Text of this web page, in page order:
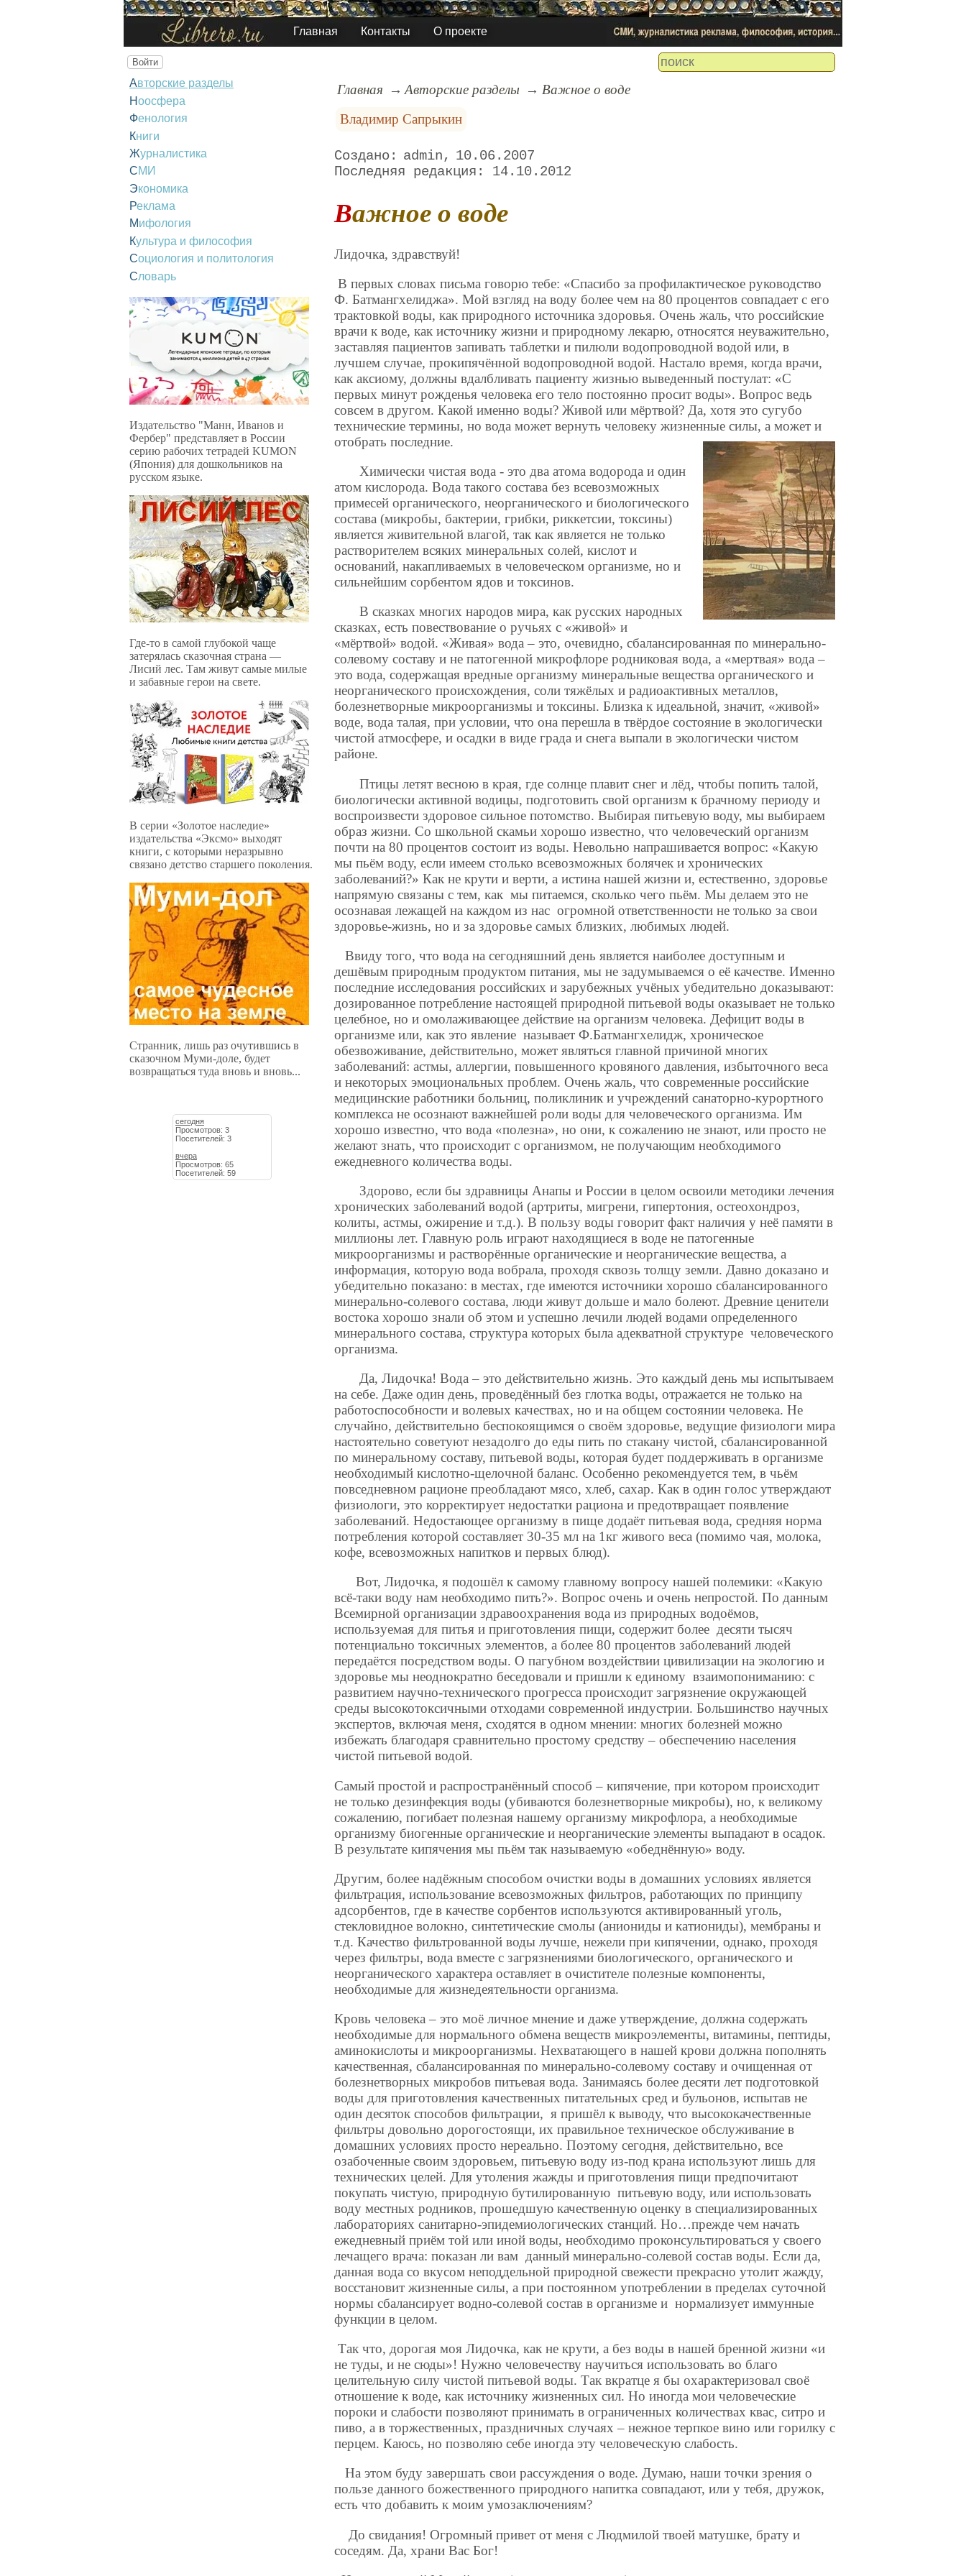
Главная Контакты О проекте
Войти
Авторские разделы
Ноосфера
Фенология
Книги
Журналистика
СМИ
Экономика
Реклама
Мифология
Культура и философия
Социология и политология
Словарь
Издательство "Манн, Иванов и
Фербер" представляет в России
серию рабочих тетрадей KUMON
(Япония) для дошкольников на
русском языке.
Где-то в самой глубокой чаще
затерялась сказочная страна —
Лисий лес. Там живут самые милые
и забавные герои на свете.
В серии «Золотое наследие»
издательства «Эксмо» выходят
книги, с которыми неразрывно
связано детство старшего поколения.
Странник, лишь раз очутившись в
сказочном Муми-доле, будет
возвращаться туда вновь и вновь...
сегодня
Просмотров: 3
Посетителей: 3
вчера
Просмотров: 65
Посетителей: 59
Главная Авторские разделы
Важное о воде
Владимир Сапрыкин
admin
10.06.2007
14.10.2012
Важное о воде
Лидочка, здравствуй!
В первых словах письма говорю тебе: «Спасибо за профилактическое руководство
Ф. Батмангхелиджа». Мой взгляд на воду более чем на 80 процентов совпадает с его
трактовкой воды, как природного источника здоровья. Очень жаль, что российские
врачи к воде, как источнику жизни и природному лекарю, относятся неуважительно,
заставляя пациентов запивать таблетки и пилюли водопроводной водой или, в
лучшем случае, прокипячённой водопроводной водой. Настало время, когда врачи,
как аксиому, должны вдалбливать пациенту жизнью выведенный постулат: «С
первых минут рожденья человека его тело постоянно просит воды». Вопрос ведь
совсем в другом. Какой именно воды? Живой или мёртвой? Да, хотя это сугубо
технические термины, но вода может вернуть человеку жизненные силы, а может и
отобрать последние.
Химически чистая вода - это два атома водорода и один
атом кислорода. Вода такого состава без всевозможных
примесей органического, неорганического и биологического
состава (микробы, бактерии, грибки, риккетсии, токсины)
является живительной влагой, так как является не только
растворителем всяких минеральных солей, кислот и
оснований, накапливаемых в человеческом организме, но и
сильнейшим сорбентом ядов и токсинов.
В сказках многих народов мира, как русских народных
сказках, есть повествование о ручьях с «живой» и
«мёртвой» водой. «Живая» вода – это, очевидно, сбалансированная по минерально-
солевому составу и не патогенной микрофлоре родниковая вода, а «мертвая» вода –
это вода, содержащая вредные организму минеральные вещества органического и
неорганического происхождения, соли тяжёлых и радиоактивных металлов,
болезнетворные микроорганизмы и токсины. Близка к идеальной, значит, «живой»
воде, вода талая, при условии, что она перешла в твёрдое состояние в экологически
чистой атмосфере, и осадки в виде града и снега выпали в экологически чистом
районе.
Птицы летят весною в края, где солнце плавит снег и лёд, чтобы попить талой,
биологически активной водицы, подготовить свой организм к брачному периоду и
воспроизвести здоровое сильное потомство. Выбирая питьевую воду, мы выбираем
образ жизни. Со школьной скамьи хорошо известно, что человеческий организм
почти на 80 процентов состоит из воды. Невольно напрашивается вопрос: «Какую
мы пьём воду, если имеем столько всевозможных болячек и хронических
заболеваний?» Как не крути и верти, а истина нашей жизни и, естественно, здоровье
напрямую связаны с тем, как мы питаемся, сколько чего пьём. Мы делаем это не
осознавая лежащей на каждом из нас огромной ответственности не только за свои
здоровье-жизнь, но и за здоровье самых близких, любимых людей.
Ввиду того, что вода на сегодняшний день является наиболее доступным и
дешёвым природным продуктом питания, мы не задумываемся о её качестве. Именно
последние исследования российских и зарубежных учёных убедительно доказывают:
дозированное потребление настоящей природной питьевой воды оказывает не только
целебное, но и омолаживающее действие на организм человека. Дефицит воды в
организме или, как это явление называет Ф.Батмангхелидж, хроническое
обезвоживание, действительно, может являться главной причиной многих
заболеваний: астмы, аллергии, повышенного кровяного давления, избыточного веса
и некоторых эмоциональных проблем. Очень жаль, что современные российские
медицинские работники больниц, поликлиник и учреждений санаторно-курортного
комплекса не осознают важнейшей роли воды для человеческого организма. Им
хорошо известно, что вода «полезна», но они, к сожалению не знают, или просто не
желают знать, что происходит с организмом, не получающим необходимого
ежедневного количества воды.
Здорово, если бы здравницы Анапы и России в целом освоили методики лечения
хронических заболеваний водой (артриты, мигрени, гипертония, остеохондроз,
колиты, астмы, ожирение и т.д.). В пользу воды говорит факт наличия у неё памяти в
миллионы лет. Главную роль играют находящиеся в воде не патогенные
микроорганизмы и растворённые органические и неорганические вещества, а
информация, которую вода вобрала, проходя сквозь толщу земли. Давно доказано и
убедительно показано: в местах, где имеются источники хорошо сбалансированного
минерально-солевого состава, люди живут дольше и мало болеют. Древние ценители
востока хорошо знали об этом и успешно лечили людей водами определенного
минерального состава, структура которых была адекватной структуре человеческого
организма.
Да, Лидочка! Вода – это действительно жизнь. Это каждый день мы испытываем
на себе. Даже один день, проведённый без глотка воды, отражается не только на
работоспособности и волевых качествах, но и на общем состоянии человека. Не
случайно, действительно беспокоящимся о своём здоровье, ведущие физиологи мира
настоятельно советуют незадолго до еды пить по стакану чистой, сбалансированной
по минеральному составу, питьевой воды, которая будет поддерживать в организме
необходимый кислотно-щелочной баланс. Особенно рекомендуется тем, в чьём
повседневном рационе преобладают мясо, хлеб, сахар. Как в один голос утверждают
физиологи, это корректирует недостатки рациона и предотвращает появление
заболеваний. Недостающее организму в пище додаёт питьевая вода, средняя норма
потребления которой составляет 30-35 мл на 1кг живого веса (помимо чая, молока,
кофе, всевозможных напитков и первых блюд).
Вот, Лидочка, я подошёл к самому главному вопросу нашей полемики: «Какую
всё-таки воду нам необходимо пить?». Вопрос очень и очень непростой. По данным
Всемирной организации здравоохранения вода из природных водоёмов,
используемая для питья и приготовления пищи, содержит более десяти тысяч
потенциально токсичных элементов, а более 80 процентов заболеваний людей
передаётся посредством воды. О пагубном воздействии цивилизации на экологию и
здоровье мы неоднократно беседовали и пришли к единому взаимопониманию: с
развитием научно-технического прогресса происходит загрязнение окружающей
среды высокотоксичными отходами современной индустрии. Большинство научных
экспертов, включая меня, сходятся в одном мнении: многих болезней можно
избежать благодаря сравнительно простому средству – обеспечению населения
чистой питьевой водой.
Самый простой и распространённый способ – кипячение, при котором происходит
не только дезинфекция воды (убиваются болезнетворные микробы), но, к великому
сожалению, погибает полезная нашему организму микрофлора, а необходимые
организму биогенные органические и неорганические элементы выпадают в осадок.
В результате кипячения мы пьём так называемую «обеднённую» воду.
Другим, более надёжным способом очистки воды в домашних условиях является
фильтрация, использование всевозможных фильтров, работающих по принципу
адсорбентов, где в качестве сорбентов используются активированный уголь,
стекловидное волокно, синтетические смолы (аниониды и катиониды), мембраны и
т.д. Качество фильтрованной воды лучше, нежели при кипячении, однако, проходя
через фильтры, вода вместе с загрязнениями биологического, органического и
неорганического характера оставляет в очистителе полезные компоненты,
необходимые для жизнедеятельности организма.
Кровь человека – это моё личное мнение и даже утверждение, должна содержать
необходимые для нормального обмена веществ микроэлементы, витамины, пептиды,
аминокислоты и микроорганизмы. Нехватающего в нашей крови должна пополнять
качественная, сбалансированная по минерально-солевому составу и очищенная от
болезнетворных микробов питьевая вода. Занимаясь более десяти лет подготовкой
воды для приготовления качественных питательных сред и бульонов, испытав не
один десяток способов фильтрации, я пришёл к выводу, что высококачественные
фильтры довольно дорогостоящи, их правильное техническое обслуживание в
домашних условиях просто нереально. Поэтому сегодня, действительно, все
озабоченные своим здоровьем, питьевую воду из-под крана используют лишь для
технических целей. Для утоления жажды и приготовления пищи предпочитают
покупать чистую, природную бутилированную питьевую воду, или использовать
воду местных родников, прошедшую качественную оценку в специализированных
лабораториях санитарно-эпидемиологических станций. Но…прежде чем начать
ежедневный приём той или иной воды, необходимо проконсультироваться у своего
лечащего врача: показан ли вам данный минерально-солевой состав воды. Если да,
данная вода со вкусом неподдельной природной свежести прекрасно утолит жажду,
восстановит жизненные силы, а при постоянном употреблении в пределах суточной
нормы сбалансирует водно-солевой состав в организме и нормализует иммунные
функции в целом.
Так что, дорогая моя Лидочка, как не крути, а без воды в нашей бренной жизни «и
не туды, и не сюды»! Нужно человечеству научиться использовать во благо
целительную силу чистой питьевой воды. Так вкратце я бы охарактеризовал своё
отношение к воде, как источнику жизненных сил. Но иногда мои человеческие
пороки и слабости позволяют принимать в ограниченных количествах квас, ситро и
пиво, а в торжественных, праздничных случаях – нежное терпкое вино или горилку с
перцем. Каюсь, но позволяю себе иногда эту человеческую слабость.
На этом буду завершать свои рассуждения о воде. Думаю, наши точки зрения о
пользе данного божественного природного напитка совпадают, или у тебя, дружок,
есть что добавить к моим умозаключениям?
До свидания! Огромный привет от меня с Людмилой твоей матушке, брату и
соседям. Да, храни Вас Бог!